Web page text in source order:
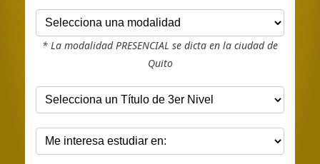
* La modalidad PRESENCIAL se dicta en la ciudad de
Quito